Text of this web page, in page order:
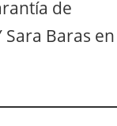
de
Baras en